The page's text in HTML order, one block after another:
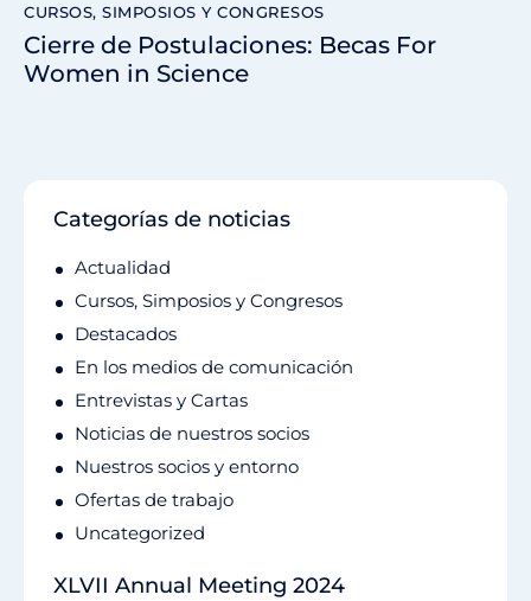
CURSOS, SIMPOSIOS Y CONGRESOS
Cierre de Postulaciones: Becas For
Women in Science
Categorías de noticias
Actualidad
Cursos, Simposios y Congresos
Destacados
En los medios de comunicación
Entrevistas y Cartas
Noticias de nuestros socios
Nuestros socios y entorno
Ofertas de trabajo
Uncategorized
XLVII Annual Meeting 2024